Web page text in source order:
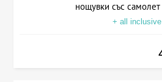
нощувки със
+ all inclusive